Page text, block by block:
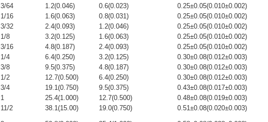
3/64
1.2(0.046) 0.6(0.023) 0.25±0.05(0.010±0.002)
1/16
1.6(0.063) 0.8(0.031) 0.25±0.05(0.010±0.002)
3/32
2.4(0.093) 1.2(0.046) 0.25±0.05(0.010±0.002)
1/8
3.2(0.125) 1.6(0.063) 0.25±0.05(0.010±0.002)
3/16
4.8(0.187) 2.4(0.093) 0.25±0.05(0.010±0.002)
1/4
6.4(0.250) 3.2(0.125) 0.30±0.08(0.012±0.003)
3/8
9.5(0.375) 4.8(0.187) 0.30±0.08(0.012±0.003)
1/2
12.7(0.500) 6.4(0.250) 0.30±0.08(0.012±0.003)
3/4
19.1(0.750) 9.5(0.375) 0.43±0.08(0.017±0.003)
1
25.4(1.000) 12.7(0.500) 0.48±0.08(0.019±0.003)
11/2
38.1(15.00) 19.0(0.750) 0.51±0.08(0.020±0.003)